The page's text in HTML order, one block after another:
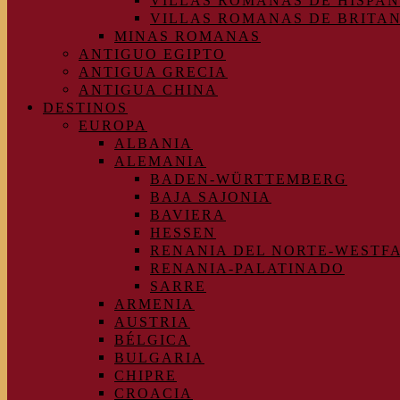
VILLAS ROMANAS DE
MINAS ROMANAS
ANTIGUO EGIPTO
ANTIGUA GRECIA
ANTIGUA CHINA
DESTINOS
EUROPA
ALBANIA
ALEMANIA
BADEN-WÜRTTEMBERG
BAJA SAJONIA
BAVIERA
HESSEN
RENANIA DEL NORTE-
RENANIA-PALATINADO
SARRE
ARMENIA
AUSTRIA
BÉLGICA
BULGARIA
CHIPRE
CROACIA